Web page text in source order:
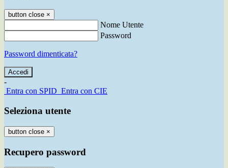
button close ×
Nome Utente
Password
Password dimenticata?
-
Entra con SPID Entra con CIE
Seleziona utente
button close ×
Recupero password